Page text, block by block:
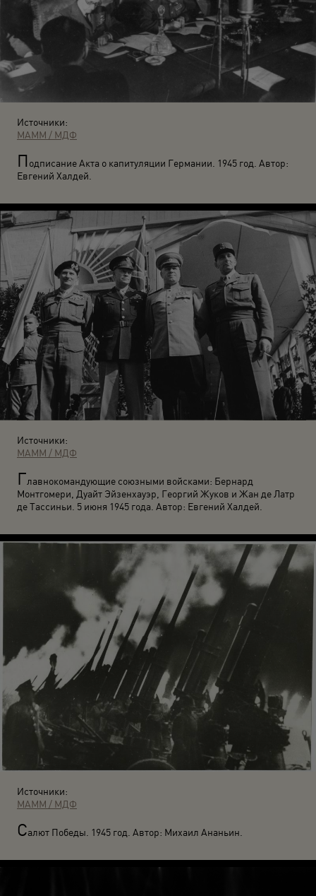
Источники:
МАММ / МДФ
Подписание Акта о капитуляции Германии. 1945 год. Автор:
Евгений Халдей.
Источники:
МАММ / МДФ
Главнокомандующие союзными войсками: Бернард
Монтгомери, Дуайт Эйзенхауэр, Георгий Жуков и Жан де Латр
де Тассиньи. 5 июня 1945 года. Автор: Евгений Халдей.
Источники:
МАММ / МДФ
Салют Победы. 1945 год. Автор: Михаил Ананьин.